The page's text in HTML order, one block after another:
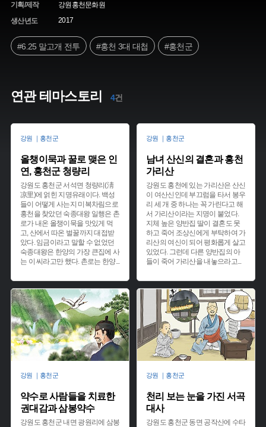
기획/제작
강원홍천문화원
생산년도
2017
#6.25 말고개 전투 #홍천 3대 대첩 #홍천군
연관 테마스토리 4건
강원 ｜홍천군
올챙이묵과 꿀로 맺은 인
연, 홍천군 청량리
강원도 홍천군 서석면 청량리(淸
凉里)에 얽힌 지명유래이다. 백성
들이 어떻게 사는지 미복차림으로
홍천을 찾았던 숙종대왕 일행은 촌
로가 내온 올챙이묵을 맛있게 먹
고, 산에서 따온 벌꿀까지 대접받
았다. 임금이라고 말할 수 없었던
숙종대왕은 한양의 가장 큰집에 사
는 이 씨라고만 했다. 촌로는 한양...
강원 ｜홍천군
남녀 산신의 결혼과 홍천
가리산
강원도 홍천에 있는 가리산은 산신
이 여산신인데 부끄럼을 타서 봉우
리 세 개 중 하나는 꼭 가린다고 해
서 가리산이라는 지명이 붙었다.
지체 높은 양반집 딸이 결혼도 못
하고 죽어 조상신에게 부탁하여 가
리산의 여신이 되어 평화롭게 살고
있었다. 그런데 다른 양반집의 아
들이 죽어 가리산을 내놓으라고...
강원 ｜홍천군
약수로 사람들을 치료한
권대감과 삼봉약수
강원도 홍천군 내면 광원리에 삼봉
강원 ｜홍천군
천리 보는 눈을 가진 서곡
대사
강원도 홍천군 동면 공작산에 수타